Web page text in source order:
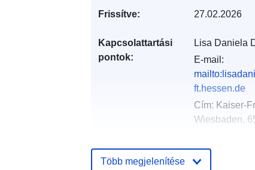
Frissítve: 27.02.2026
Kapcsolattartási
pontok:
Lisa Daniela
E-mail:
ft.hessen.de
Cím: Kaiser-
Wiesbaden,
Katalógus-
Hozzáadva a
Több megjelenítése